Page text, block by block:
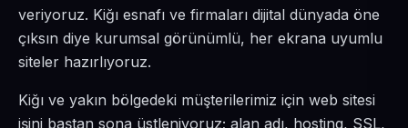
veriyoruz. Kiğı esnafı ve firmaları dijital dünyada öne
çıksın diye kurumsal görünümlü, her ekrana uyumlu
siteler hazırlıyoruz.
Kiğı ve yakın bölgedeki müşterilerimiz için web sitesi
işini baştan sona üstleniyoruz; alan adı, hosting, SSL,